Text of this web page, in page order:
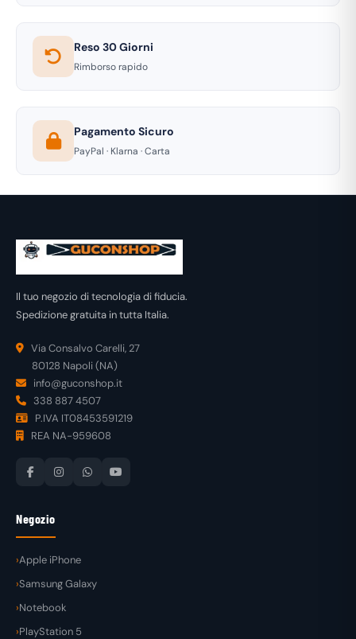
Reso 30 Giorni
Rimborso rapido
Pagamento Sicuro
PayPal · Klarna · Carta
Il tuo negozio di tecnologia di fiducia.
Spedizione gratuita in tutta Italia.
Via Consalvo Carelli, 27
80128 Napoli (NA)
info@guconshop.it
338 887 4507
P.IVA IT08453591219
REA NA-959608
Negozio
Apple iPhone
Samsung Galaxy
Notebook
PlayStation 5